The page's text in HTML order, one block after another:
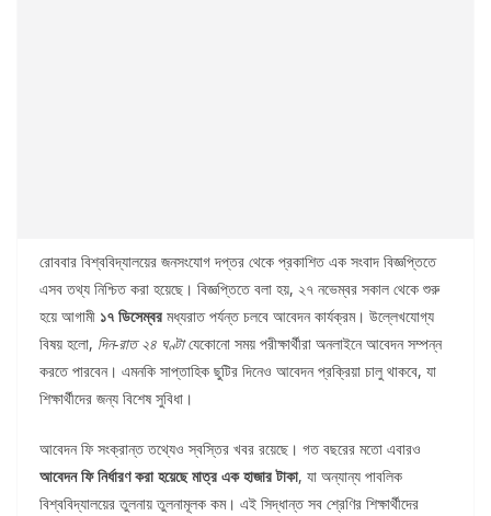
রোববার বিশ্ববিদ্যালয়ের জনসংযোগ দপ্তর থেকে প্রকাশিত এক সংবাদ বিজ্ঞপ্তিতে
এসব তথ্য নিশ্চিত করা হয়েছে। বিজ্ঞপ্তিতে বলা হয়, ২৭ নভেম্বর সকাল থেকে শুরু
হয়ে আগামী ১৭ ডিসেম্বর মধ্যরাত পর্যন্ত চলবে আবেদন কার্যক্রম। উল্লেখযোগ্য
বিষয় হলো, দিন-রাত ২৪ ঘণ্টাযেকোনো সময় পরীক্ষার্থীরা অনলাইনে আবেদন সম্পন্ন
করতে পারবেন। এমনকি সাপ্তাহিক ছুটির দিনেও আবেদন প্রক্রিয়া চালু থাকবে, যা
শিক্ষার্থীদের জন্য বিশেষ সুবিধা।
আবেদন ফি সংক্রান্ত তথ্যেও স্বস্তির খবর রয়েছে। গত বছরের মতো এবারও
আবেদন ফি নির্ধারণ করা হয়েছে মাত্র এক হাজার টাকা, যা অন্যান্য পাবলিক
বিশ্ববিদ্যালয়ের তুলনায় তুলনামূলক কম। এই সিদ্ধান্ত সব শ্রেণির শিক্ষার্থীদের